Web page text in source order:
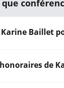
Baillet
de